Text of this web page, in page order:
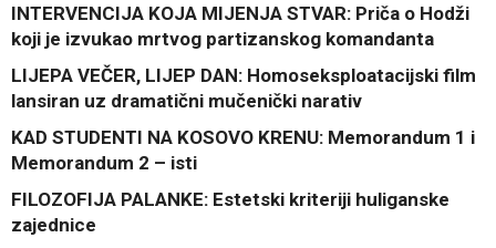
INTERVENCIJA KOJA MIJENJA STVAR: Priča o Hodži
koji je izvukao mrtvog partizanskog komandanta
LIJEPA VEČER, LIJEP DAN: Homoseksploatacijski film
lansiran uz dramatični mučenički narativ
KAD STUDENTI NA KOSOVO KRENU: Memorandum 1 i
Memorandum 2 – isti
FILOZOFIJA PALANKE: Estetski kriteriji huliganske
zajednice